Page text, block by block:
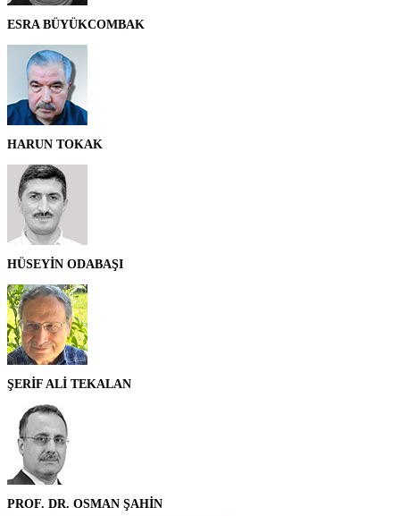
ESRA BÜYÜKCOMBAK
HARUN TOKAK
HÜSEYİN ODABAŞI
ŞERİF ALİ TEKALAN
PROF. DR. OSMAN ŞAHİN